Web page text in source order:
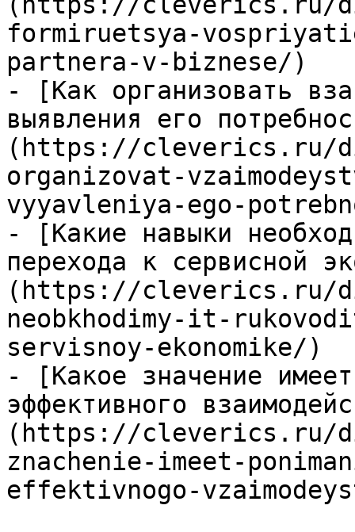
formiruetsya-
partnera-v-biznese/)
- [Как организовать
выявления его
(https://cleverics.ru/
organizovat-
vyyavleniya-ego-
- [Какие навыки
перехода к сервисной
(https://cleverics.ru/
neobkhodimy-it-
servisnoy-ekonomike/)
- [Какое значение
эффективного
(https://cleverics.ru/
znachenie-imeet-
effektivnogo-